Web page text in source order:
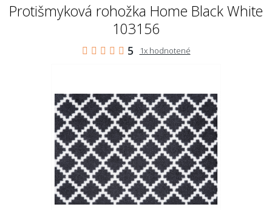
Protišmyková rohožka Home Black White
103156
5 1x hodnotené